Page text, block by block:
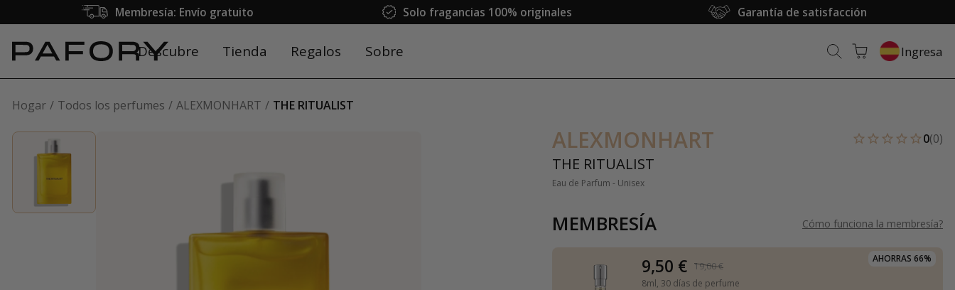
Membresía: Envío gratuito Solo fragancias 100% originales Garantía de satisfacción
Descubre Tienda Regalos Sobre Ingresa
Hogar Todos los perfumes ALEXMONHART THE RITUALIST
ALEXMONHART
THE RITUALIST
Eau de Parfum - Unisex
0(0)
MEMBRESÍA Cómo funciona la membresía?
AHORRAS 66%
9,50 €
19,00 €
8ml, 30 días de perfume